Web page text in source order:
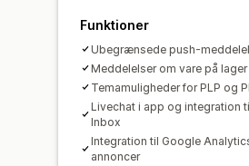
Funktioner
Ubegrænsede push-
Meddelelser om vare på lager
Temamuligheder for PLP og
Livechat i app og integration
Inbox
Integration til Google
annoncer